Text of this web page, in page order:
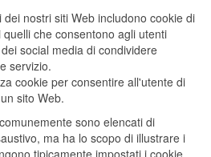
dei nostri siti Web includono cookie di
che consentono agli utenti
social media di condividere
servizio.
cookie per consentire all'utente di
sito Web.
sono elencati di
ma ha lo scopo di illustrare i
tipicamente impostati i cookie.